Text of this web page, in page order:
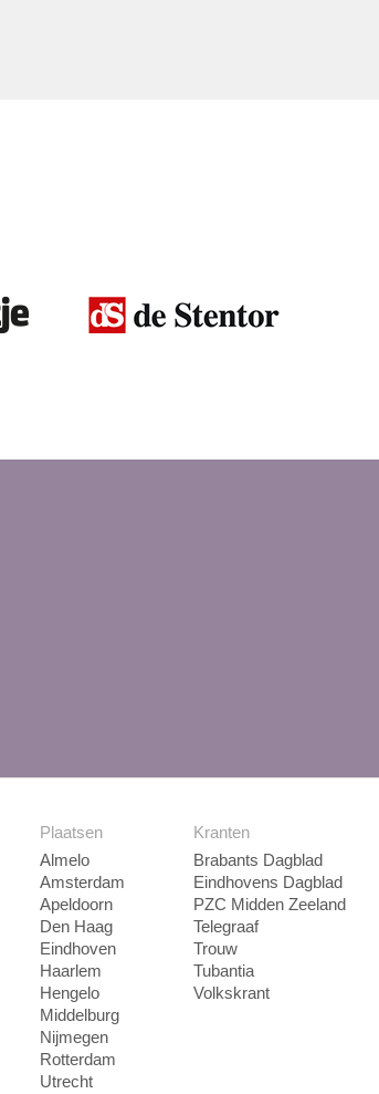
Plaatsen
Almelo
Amsterdam
Apeldoorn
Den Haag
Eindhoven
Haarlem
Hengelo
Middelburg
Nijmegen
Rotterdam
Utrecht
Kranten
Brabants Dagblad
Eindhovens Dagblad
PZC Midden Zeeland
Telegraaf
Trouw
Tubantia
Volkskrant